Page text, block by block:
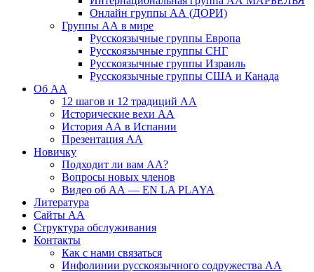
Онлайн группы АА (ДОРИ)
Группы АА в мире
Русскоязычные группы Европа
Русскоязычные группы СНГ
Русскоязычные группы Израиль
Русскоязычные группы США и Канада
Об АА
12 шагов и 12 традиций АА
Исторические вехи АА
История АА в Испании
Презентация АА
Новичку
Подходит ли вам АА?
Вопросы новых членов
Видео об АА — EN LA PLAYA
Литература
Сайты АА
Структура обслуживания
Контакты
Как с нами связаться
Инфолинии русскоязычного содружества АА